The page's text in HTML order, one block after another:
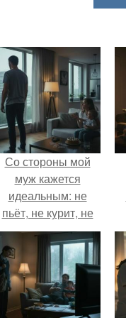
Со стороны мой
муж кажется
идеальным: не
пьёт, не курит, не
даёт поводов для
ревности, с
ребёнком
справляется
отлично, да и